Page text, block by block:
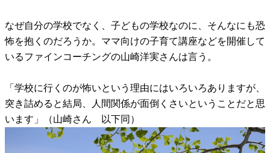
なぜ自分の学校でなく、子どもの学校なのに、そんなにも恐
怖を抱くのだろうか。ママ向けの子育て講座などを開催して
いるファインコーチングの山崎洋実さんは言う。
「学校に行くのが怖いという理由にはいろいろありますが、
突き詰めると結局、人間関係が面倒くさいということだと思
います」（山崎さん 以下同）